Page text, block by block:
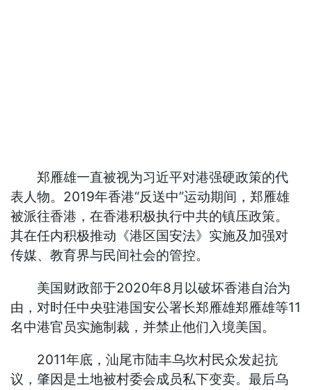
郑雁雄一直被视为习近平对港强硬政策的代
表人物。2019年香港“反送中”运动期间，郑雁雄
被派往香港，在香港积极执行中共的镇压政策。
其在任内积极推动《港区国安法》实施及加强对
传媒、教育界与民间社会的管控。
美国财政部于2020年8月以破坏香港自治为
由，对时任中央驻港国安公署长郑雁雄郑雁雄等11
名中港官员实施制裁，并禁止他们入境美国。
2011年底，汕尾市陆丰乌坎村民众发起抗
议，肇因是土地被村委会成员私下变卖。最后乌